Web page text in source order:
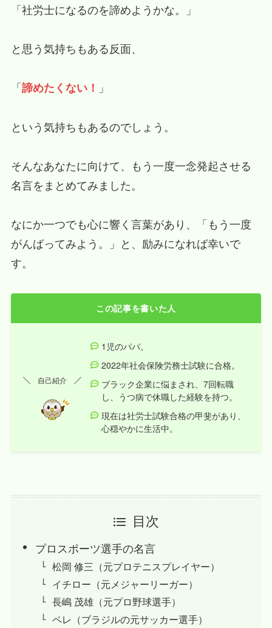
「社労士になるのを諦めようかな。」
と思う気持ちもある反面、
「諦めたくない！ 」
という気持ちもあるのでしょう。
そんなあなたに向けて、もう一度一念発起させる
名言をまとめてみました。
なにか一つでも心に響く言葉があり、「もう一度
がんばってみよう。」と、励みになれば幸いで
す。
この記事を書いた人
1児のパパ。
2022年社会保険労務士試験に合格。
ブラック企業に悩まされ、7回転職
し、うつ病で休職した経験を持つ。
現在は社労士試験合格の甲斐があり、
心穏やかに生活中。
自己紹介
目次
プロスポーツ選手の名言
松岡 修三（元プロテニスプレイヤー）
イチロー（元メジャーリーガー）
長嶋 茂雄（元プロ野球選手）
ペレ（ブラジルの元サッカー選手）